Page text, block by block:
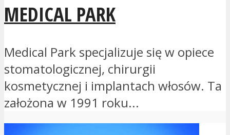
MEDICAL PARK
Medical Park specjalizuje się w opiece
stomatologicznej, chirurgii
kosmetycznej i implantach włosów. Ta
założona w 1991 roku...